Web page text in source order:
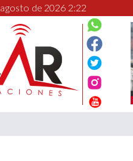
de 2026 2:22